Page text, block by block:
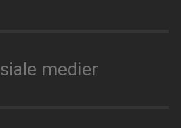
medier